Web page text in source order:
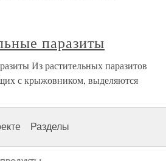
паразиты
Из растительных паразитов
с крыжовником, выделяются
Разделы